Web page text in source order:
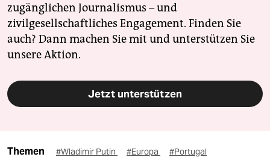
zugänglichen Journalismus – und
zivilgesellschaftliches Engagement. Finden Sie
auch? Dann machen Sie mit und unterstützen Sie
unsere Aktion.
Jetzt unterstützen
Themen #Wladimir Putin #Europa #Portugal